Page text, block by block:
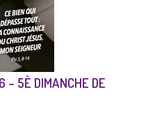
– 5È DIMANCHE DE